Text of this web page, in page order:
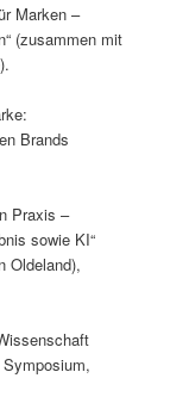
Marken –
(zusammen mit
Brands
Praxis –
sowie KI“
Oldeland),